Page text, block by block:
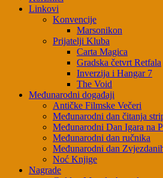
Linkovi
Konvencije
Marsonikon
Prijatelji Kluba
Carta Magica
Gradska četvrt Retfala
Inverzija i Hangar 7
The Void
Međunarodni događaji
Antičke Filmske Večeri
Međunarodni dan čitanja
Međunarodni Dan Igara na
Međunarodni dan ručnika
Međunarodni dan
Noć Knjige
Nagrade